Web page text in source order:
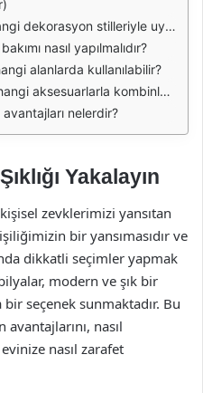
stilleriyle uyum sağlar?
nasıl yapılmalıdır?
alanlarda kullanılabilir?
kombinlemek gerekir?
nelerdir?
Yakalayın
zevklerimizi yansıtan
bir yansımasıdır ve
dikkatli seçimler yapmak
modern ve şık bir
seçenek sunmaktadır. Bu
nasıl
nasıl zarafet